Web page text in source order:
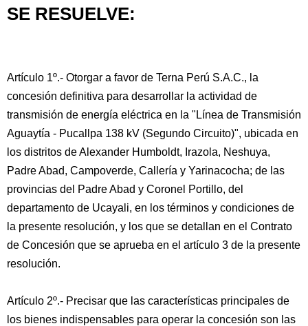
SE RESUELVE:
Artículo 1º.- Otorgar a favor de Terna Perú S.A.C., la
concesión definitiva para desarrollar la actividad de
transmisión de energía eléctrica en la "Línea de Transmisión
Aguaytía - Pucallpa 138 kV (Segundo Circuito)", ubicada en
los distritos de Alexander Humboldt, Irazola, Neshuya,
Padre Abad, Campoverde, Callería y Yarinacocha; de las
provincias del Padre Abad y Coronel Portillo, del
departamento de Ucayali, en los términos y condiciones de
la presente resolución, y los que se detallan en el Contrato
de Concesión que se aprueba en el artículo 3 de la presente
resolución.
Artículo 2º.- Precisar que las características principales de
los bienes indispensables para operar la concesión son las